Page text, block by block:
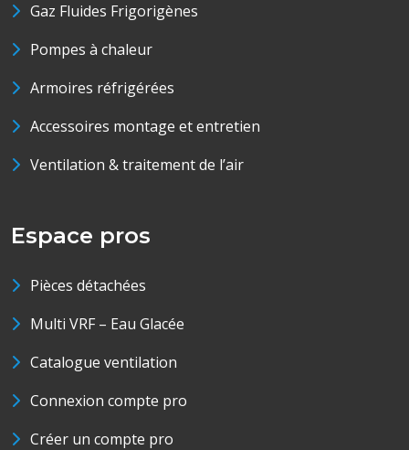
Gaz Fluides Frigorigènes
Pompes à chaleur
Armoires réfrigérées
Accessoires montage et entretien
Ventilation & traitement de l’air
Espace pros
Pièces détachées
Multi VRF – Eau Glacée
Catalogue ventilation
Connexion compte pro
Créer un compte pro